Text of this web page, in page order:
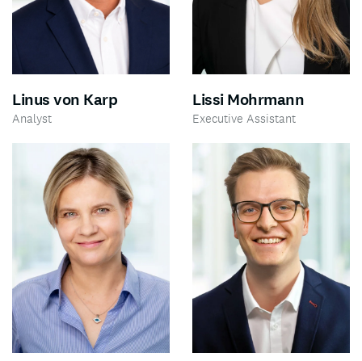
Linus von Karp
Analyst
Lissi Mohrmann
Executive Assistant